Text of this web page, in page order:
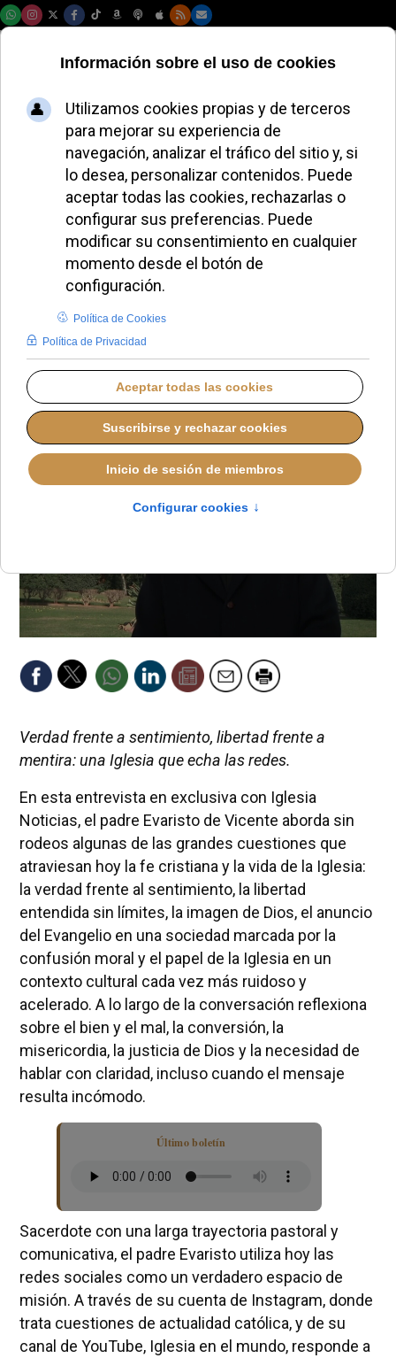
Evaristo de Vicente:
“El demonio es la
mentira, el
precipicio y la
muerte”
SÁBADO, 27 DICIEMBRE 2025 12:50
Verdad frente a sentimiento, libertad frente a
mentira: una Iglesia que echa las redes.
En esta entrevista en exclusiva con Iglesia
Noticias, el padre Evaristo de Vicente aborda sin
rodeos algunas de las grandes cuestiones que
atraviesan hoy la fe cristiana y la vida de la Iglesia:
la verdad frente al sentimiento, la libertad
entendida sin límites, la imagen de Dios, el anuncio
del Evangelio en una sociedad marcada por la
confusión moral y el papel de la Iglesia en un
contexto cultural cada vez más ruidoso y
acelerado. A lo largo de la conversación reflexiona
sobre el bien y el mal, la conversión, la
misericordia, la justicia de Dios y la necesidad de
hablar con claridad, incluso cuando el mensaje
resulta incómodo.
Último boletín
Sacerdote con una larga trayectoria pastoral y
comunicativa, el padre Evaristo utiliza hoy las
redes sociales como un verdadero espacio de
misión. A través de su cuenta de Instagram, donde
trata cuestiones de actualidad católica, y de su
canal de YouTube, Iglesia en el mundo, responde a